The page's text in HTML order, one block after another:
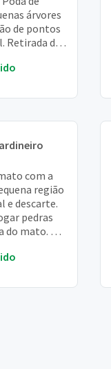
árvores
de pontos
Retirada de
com a
região
e descarte.
pedras
do mato. E